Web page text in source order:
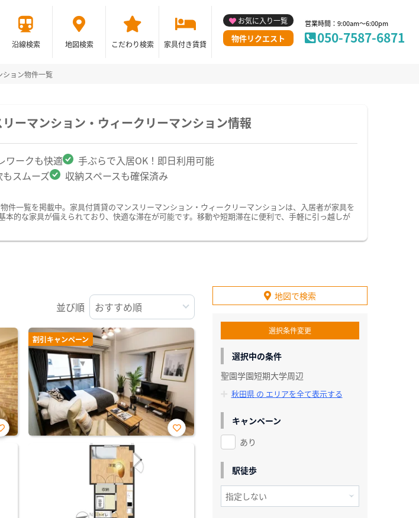
沿線検索 地図検索 こだわり検索 家具付き賃貸
お気に入り一覧
物件リクエスト
営業時間：9:00am～6:00pm
050-7587-6871
ション物件一覧
ーマンション・ウィークリーマンション情報
ワークも快適
手ぶらで入居OK！即日利用可能
スムーズ 収納スペースも確保済み
一覧を掲載中。家具付賃貸のマンスリーマンション・ウィークリーマンションは、入居者が家具を
的な家具が備えられており、快適な滞在が可能です。移動や短期滞在に便利で、手軽に引っ越しが
並び順
割引キャンペーン
お気
地図で検索
選択条件変更
選択中の条件
聖園学園短期大学周辺
秋田県 の エリアを全て表示する
キャンペーン
あり
駅徒歩